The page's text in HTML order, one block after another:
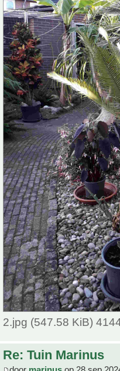
2.jpg (547.58 KiB)
Re: Tuin Marinus